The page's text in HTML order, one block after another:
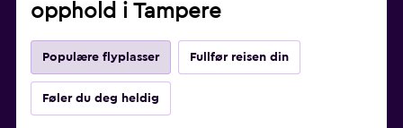
opphold i Tampere
Populære flyplasser Fullfør reisen din
Føler du deg heldig